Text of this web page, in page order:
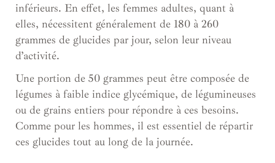
inférieurs. En effet, les femmes adultes, quant à
elles, nécessitent généralement de 180 à 260
grammes de glucides par jour, selon leur niveau
d’activité.
Une portion de 50 grammes peut être composée de
légumes à faible indice glycémique, de légumineuses
ou de grains entiers pour répondre à ces besoins.
Comme pour les hommes, il est essentiel de répartir
ces glucides tout au long de la journée.